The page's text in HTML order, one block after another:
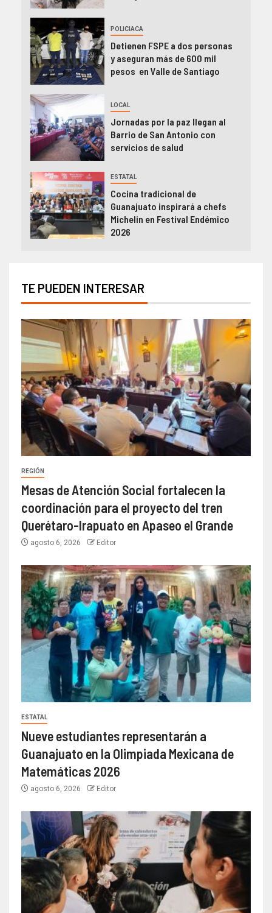
POLICIACA
Detienen FSPE a dos personas
y aseguran más de 600 mil
pesos en Valle de Santiago
LOCAL
Jornadas por la paz llegan al
Barrio de San Antonio con
servicios de salud
ESTATAL
Cocina tradicional de
Guanajuato inspirará a chefs
Michelin en Festival Endémico
2026
TE PUEDEN INTERESAR
REGIÓN
Mesas de Atención Social fortalecen la
coordinación para el proyecto del tren
Querétaro-Irapuato en Apaseo el Grande
agosto 6, 2026 Editor
ESTATAL
Nueve estudiantes representarán a
Guanajuato en la Olimpiada Mexicana de
Matemáticas 2026
agosto 6, 2026 Editor